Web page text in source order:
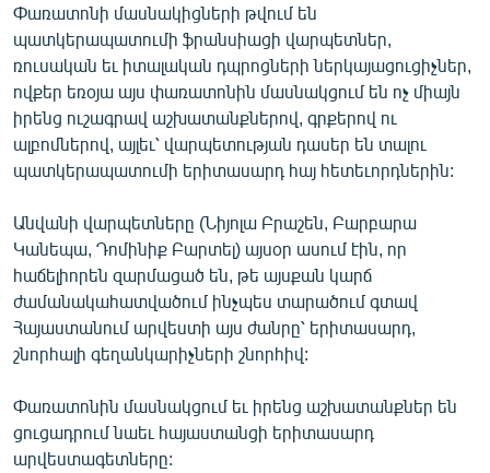
Հայերեն
English
Русский
ՀԵՏԵՎԵՔ ՄԵԶ
«Ազատության» բոլոր կայքերը
Փառատոնի մասնակիցների թվում են
պատկերապատումի ֆրանսիացի վարպետներ,
ռուսական եւ իտալական դպրոցների ներկայացուցիչներ,
ովքեր եռօյա այս փառատոնին մասնակցում են ոչ միայն
իրենց ուշագրավ աշխատանքներով, գրքերով ու
ալբոմներով, այլեւ՝ վարպետության դասեր են տալու
պատկերապատումի երիտասարդ հայ հետեւորդներին:
Անվանի վարպետները (Նիյոլա Բրաշեն, Բարբարա
Կանեպա, Դոմինիք Բարտել) այսօր ասում էին, որ
հաճելիորեն զարմացած են, թե այսքան կարճ
ժամանակահատվածում ինչպես տարածում գտավ
Հայաստանում արվեստի այս ժանրը՝ երիտասարդ,
շնորհալի գեղանկարիչների շնորհիվ:
Փառատոնին մասնակցում եւ իրենց աշխատանքներ են
ցուցադրում նաեւ հայաստանցի երիտասարդ
արվեստագետները: